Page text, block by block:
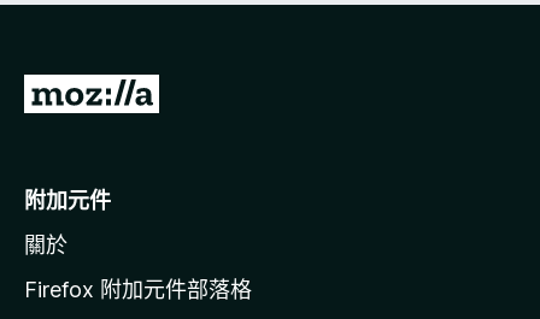
前
o
i
l
附加元件
關於
Firefox 附加元件部落格